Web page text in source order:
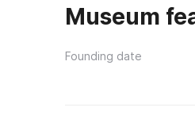
Museum
Founding date